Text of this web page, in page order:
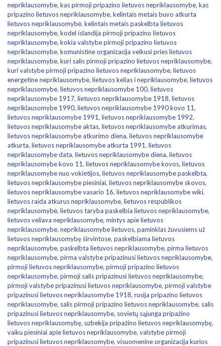
nepriklausomybe, kas pirmoji pripazino lietuvos nepriklausomybe, kas
pripazino lietuvos nepriklausomybe, kelintais metais buvo atkurta
lietuvos nepriklausomybė, kelintais metais paskelbta lietuvos
nepriklausomybe, kodel islandija pirmoji pripazino lietuvos
nepriklausomybe, kokia valstybe pirmoji pripazino lietuvos
nepriklausomybe, komunistine organizacija veikusi pries lietuvos
nepriklausomybe, kuri salis pirmoji pripazino lietuvos nepriklausomybe,
kuri valstybe pirmoji pripazino lietuvos nepriklausomybe, lietuvos
energetine nepriklausomybe, lietuvos kelias i nepriklausomybe, lietuvos
nepriklausomybe, lietuvos nepriklausomybe 100, lietuvos
nepriklausomybe 1917, lietuvos nepriklausomybe 1918, lietuvos
nepriklausomybe 1990, lietuvos nepriklausomybe 1990 kovo 11,
lietuvos nepriklausomybe 1991, lietuvos nepriklausomybe 1992,
lietuvos nepriklausomybe aktas, lietuvos nepriklausomybe atkurimas,
lietuvos nepriklausomybe atkurimo diena, lietuvos nepriklausomybė
atkurta, lietuvos nepriklausomybe atkurta 1991, lietuvos
nepriklausomybe data, lietuvos nepriklausomybe diena, lietuvos
nepriklausomybe kovo 11, lietuvos nepriklausomybe kovos, lietuvos
nepriklausomybe nuo vokietijos, lietuvos nepriklausomybe paskelbta,
lietuvos nepriklausomybe piesiniai, lietuvos nepriklausomybe skovos,
lietuvos nepriklausomybe vasario 16, lietuvos nepriklausomybe wiki,
lietuvos raida atkurus nepriklausomybe, lietuvos respublikos
nepriklausomybė, lietuvos taryba paskelbia lietuvos nepriklausomybe,
lietuvos veliava nepriklausomybe, mintys apie lietuvos
nepriklausomybe, nepriklausomybe lietuvos, paminklas žuvusiems už
lietuvos nepriklausomybę širvintose, paskelbiama lietuvos
nepriklausomybe, paskelbta lietuvos nepriklausomybe, pirma lietuvos
nepriklausomybe, pirma valstybe pripazinusi lietuvos nepriklausomybe,
pirmoji lietuvos nepriklausomybe, pirmoji pripazino lietuvos
nepriklausomybe, pirmoji salis pripazinusi lietuvos nepriklausomybe,
pirmoji valstybe pripazinusi lietuvos nepriklausomybe, pirmoji valstybe
pripazinusi lietuvos nepriklausomybe 1918, rusija pripazino lietuvos
nepriklausomybe, salis pirmoji pripazino lietuvos nepriklausomybe, salis
pripazinusi lietuvos nepriklausomybe, sovietų sąjunga pripažino
lietuvos nepriklausomybę, uzbekija pripažino lietuvos nepriklausomybę,
vaiku piesiniai apie lietuvos nepriklausomybe, valstybe pirmoji
pripazinusi lietuvos nepriklausomybe, visuomenine organizacija kurios